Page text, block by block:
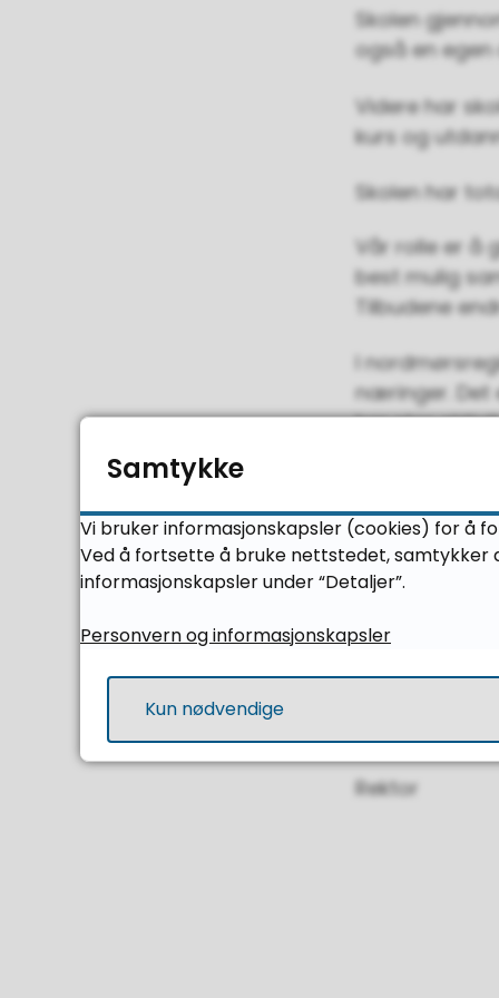
Skolen
også en
Videre har
kurs og
Skolen har
Vår rolle er å
best mulig
Tilbudene
I
næringer. Det
har stor
Det er
næringsliv, og
Skolens
Velkommen
Rektor
Samtykke
Vi bruker informasjonskapsler (cookies) for å
Ved å fortsette å bruke nettstedet, samtykker
informasjonskapsler under “Detaljer”.
Personvern og informasjonskapsler
Kun nødvendige